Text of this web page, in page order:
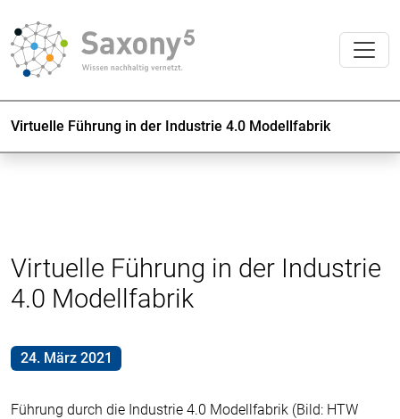
Virtuelle Führung in der Industrie 4.0 Modellfabrik
Virtuelle Führung in der Industrie
4.0 Modellfabrik
24. März 2021
Führung durch die Industrie 4.0 Modellfabrik (Bild: HTW